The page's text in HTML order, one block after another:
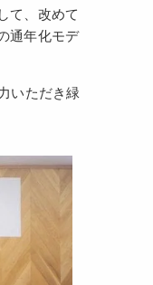
て、改めて
通年化モデ
いただき緑